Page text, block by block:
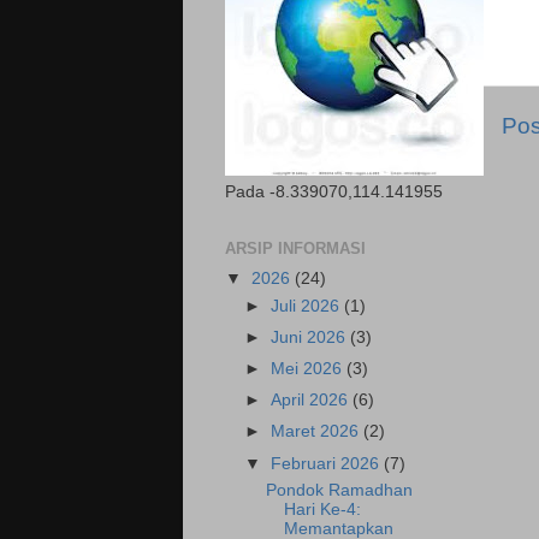
Pada -8.339070,114.141955
ARSIP INFORMASI
▼ 2026 (24)
►Juli 2026 (1)
►Juni 2026 (3)
►
Mei 2026 (3)
►April 2026 (6)
►
Maret 2026 (2)
▼ Februari 2026 (7)
Pondok Ramadhan
Hari Ke-4:
Memantapkan